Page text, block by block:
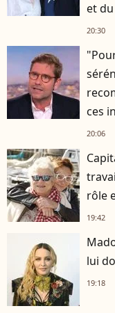
et
20:30
ces
20:06
rôle
19:42
lui
19:18